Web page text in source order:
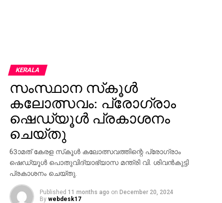
KERALA
സംസ്ഥാന സ്‌കൂള്‍
കലോത്സവം: പ്രോഗ്രാം
ഷെഡ്യൂള്‍ പ്രകാശനം
ചെയ്തു
63ാമത് കേരള സ്‌കൂള്‍ കലോത്സവത്തിന്റെ പ്രോഗ്രാം
ഷെഡ്യൂള്‍ പൊതുവിദ്യാഭ്യാസ മന്ത്രി വി. ശിവന്‍കുട്ടി
പ്രകാശനം ചെയ്തു.
Published 11 months ago on December 20, 2024
By webdesk17